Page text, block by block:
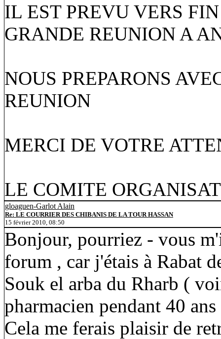
IL EST PREVU VERS
GRANDE REUNION A
NOUS PREPARONS
REUNION
MERCI DE VOTRE
LE COMITE
gloaguen-Garlot Alain
Re: LE COURRIER DES CHIBANIS DE LA TOUR HASSAN
15 février 2010, 08:50
Bonjour, pourriez - vous
forum , car j'étais à Rabat
Souk el arba du Rharb (
pharmacien pendant 40 ans
Cela me ferais plaisir de